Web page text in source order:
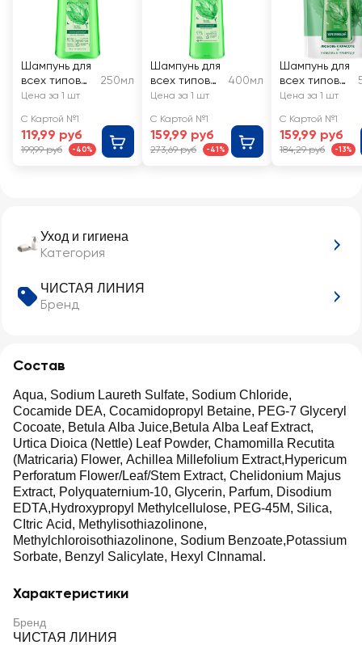
Уход и гигиена
Категория
ЧИСТАЯ ЛИНИЯ
Бренд
Состав
Aqua, Sodium Laureth Sulfate, Sodium Chloride,
Cocamide DEA, Cocamidopropyl Betaine, PEG-7 Glyceryl
Cocoate, Betula Alba Juice,Betula Alba Leaf Extract,
Urtica Dioica (Nettle) Leaf Powder, Chamomilla Recutita
(Matricaria) Flower, Achillea Millefolium Extract,Hypericum
Perforatum Flower/Leaf/Stem Extract, Chelidonium Majus
Extract, Polyquaternium-10, Glycerin, Parfum, Disodium
EDTA,Hydroxypropyl Methylcellulose, PEG-45M, Silica,
CItric Acid, Methylisothiazolinone,
Methylchloroisothiazolinone, Sodium Benzoate,Potassium
Sorbate, Benzyl Salicylate, Hexyl CInnamal.
Характеристики
Бренд
ЧИСТАЯ ЛИНИЯ
Шампунь для
всех типов
волос
ЛИНИЯ
Крапива
укрепляющий
250мл
Цена за 1 шт
С Картой №1
119,99 руб
199,99 руб -40%
Шампунь для
всех типов
волос
ЛИНИЯ
Крапива, на
отваре
400мл
Цена за 1 шт
С Картой №1
159,99 руб
273,69 руб -41%
Шампунь для
всех типов
волос
ЛИНИЯ
Укрепляющи
й на отваре
Цена за 1 шт
С Картой №1
159,99 руб
184,29 руб -13%